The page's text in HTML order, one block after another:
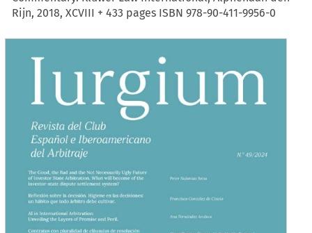
Rijn, 2018, XCVIII + 433 pages ISBN 978-90-411-9956-0